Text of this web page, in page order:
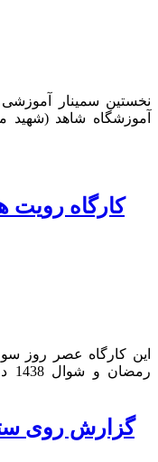
آموزشگاه شاهد (شهید
کارگاه رویت
این کارگاه عصر روز
گزارش روی ستاره